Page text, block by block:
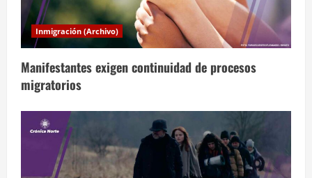
d
e
e
n
Inmigración (Archivo)
Manifestantes exigen continuidad de procesos
migratorios